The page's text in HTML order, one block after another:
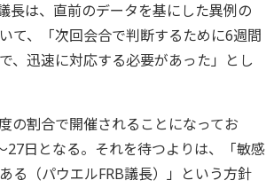
長は、直前のデータを基にした異例の
て、「次回会合で判断するために6週間
、迅速に対応する必要があった」とし
の割合で開催されることになってお
27日となる。それを待つよりは、「敏感
る（パウエルFRB議長）」という方針